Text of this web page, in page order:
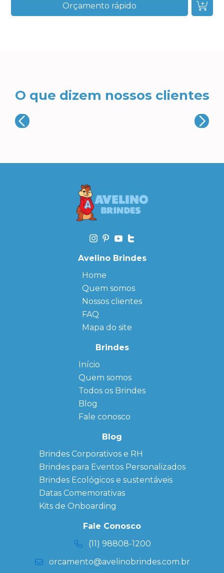
Orçamento rápido
O que dizem nossos clientes
Avelino Brindes
Home
Quem somos
Nossos clientes
FAQ
Mapa do site
Brindes
Início
Quem somos
← Back
FAQ
Sitemap
Todos os Brindes
← Back
Agendas
Personalizadas
Personalizado
personalizados
Brindes
Corporativos
Copos Térmicos
Personalizados
Datas Especiais
Ecobag
Personalizada
Kits
Blog
Fale conosco
Blog
Brindes Corporativos e RH
Brindes para Eventos Personalizados
Brindes Ecológicos e sustentáveis
Datas Comemorativas
Kits de Onboarding
Fale Conosco
(11) 98808-1200
orcamento@avelinobrindes.com.br